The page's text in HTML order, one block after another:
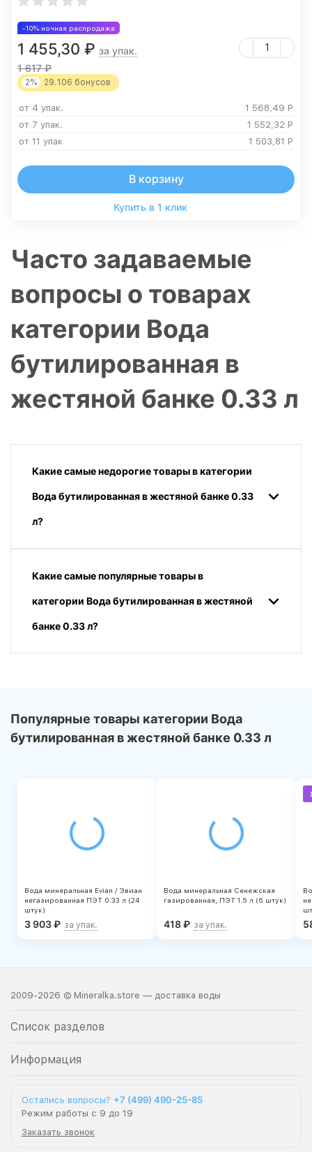
-10% ночная распродажа
1 455,30 ₽ за упак.
1 617₽
2% 29.106 бонусов
от 4 упак. 1 568,49 Р
от 7 упак.
1 552,32 Р
от 11 упак
1 503,81 Р
В корзину
Купить в 1 клик
Часто задаваемые
вопросы о товарах
категории Вода
бутилированная в
жестяной банке 0.33 л
Какие самые недорогие товары в категории
Вода бутилированная в жестяной банке 0.33
л?
Какие самые популярные товары в
категории Вода бутилированная в жестяной
банке 0.33 л?
Популярные товары категории Вода
бутилированная в жестяной банке 0.33 л
Вода минеральная Evian / Эвиан
негазированная ПЭТ 0.33 л (24
штук)
3 903₽ за упак.
Вода минеральная Сенежская
газированная, ПЭТ 1.5 л (6 штук)
418₽ за упак.
2009-2026 © Mineralka.store — доставка воды
Список разделов
Информация
Остались вопросы? +7 (499) 490-25-85
Режим работы с 9 до 19
Заказать звонок